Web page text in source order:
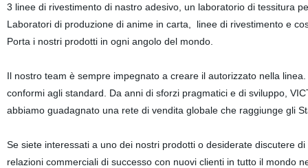
3 linee di rivestimento di nastro adesivo, un laboratorio di tessitura
Laboratori di produzione di anime in carta, linee di rivestimento e
Porta i nostri prodotti in ogni angolo del mondo.
Il nostro team è sempre impegnato a creare il autorizzato nella
conformi agli standard. Da anni di sforzi pragmatici e di sviluppo,
abbiamo guadagnato una rete di vendita globale che raggiunge gli
Se siete interessati a uno dei nostri prodotti o desiderate discutere
relazioni commerciali di successo con nuovi clienti in tutto il mondo